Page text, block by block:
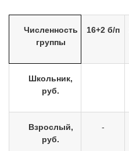
Численность
группы
16+2 б/п
Школьник,
руб.
Взрослый,
руб.
-